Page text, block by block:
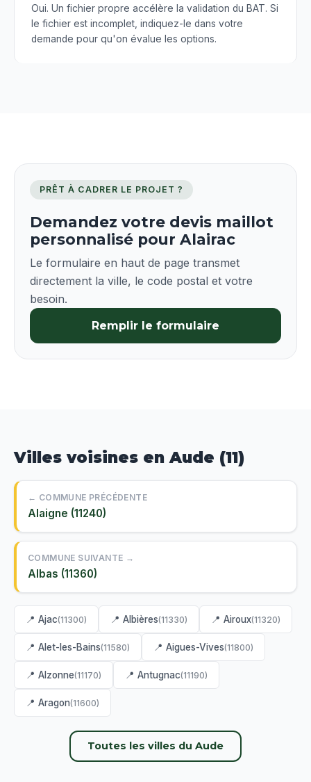
Oui. Un fichier propre accélère la validation du BAT. Si
le fichier est incomplet, indiquez-le dans votre
demande pour qu'on évalue les options.
PRÊT À CADRER LE PROJET ?
Demandez votre devis maillot
personnalisé pour Alairac
Le formulaire en haut de page transmet
directement la ville, le code postal et votre
besoin.
Remplir le formulaire
Villes voisines en Aude (11)
← COMMUNE PRÉCÉDENTE
Alaigne (11240)
COMMUNE SUIVANTE →
Albas (11360)
📍 Ajac(11300) 📍 Albières(11330) 📍 Airoux(11320)
📍 Alet-les-Bains(11580) 📍 Aigues-Vives(11800)
📍 Alzonne(11170) 📍 Antugnac(11190)
📍 Aragon(11600)
Toutes les villes du Aude